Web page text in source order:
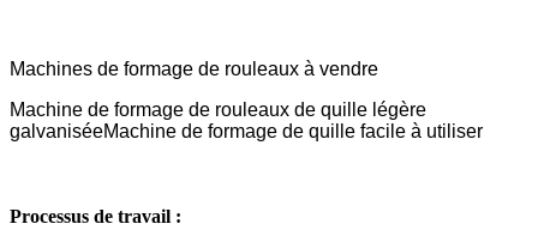
Machines de formage de rouleaux à vendre
Machine de formage de rouleaux de quille légère
galvaniséeMachine de formage de quille facile à utiliser
Processus de travail :